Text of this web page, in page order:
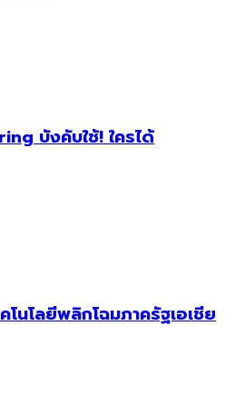
บังคับใช้! ใครได้
นโลยีพลิกโฉมภาครัฐเอเชีย